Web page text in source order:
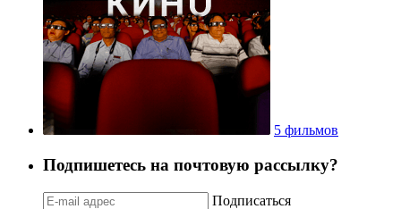
5 фильмов
Подпишетесь на почтовую рассылку?
Подписаться